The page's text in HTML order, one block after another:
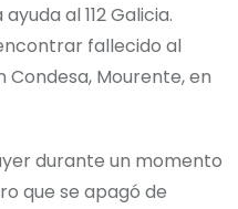
al 112 Galicia.
fallecido al
Condesa, Mourente, en
durante un momento
que se apagó de